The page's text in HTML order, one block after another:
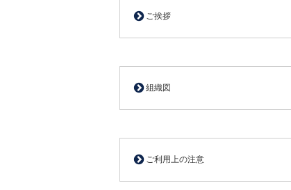
ご挨拶
組織図
ご利用上の注意